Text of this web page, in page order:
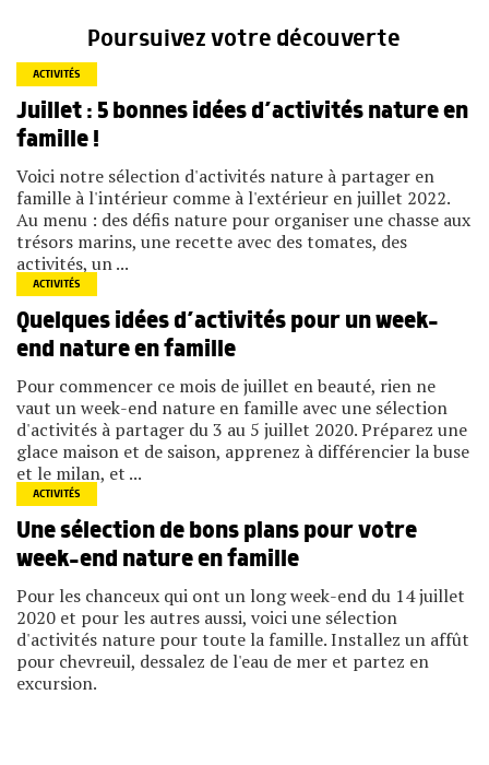
Poursuivez votre découverte
ACTIVITÉS
Juillet : 5 bonnes idées d’activités nature en
famille !
Voici notre sélection d'activités nature à partager en
famille à l'intérieur comme à l'extérieur en juillet 2022.
Au menu : des défis nature pour organiser une chasse aux
trésors marins, une recette avec des tomates, des
activités, un ...
ACTIVITÉS
Quelques idées d’activités pour un week-
end nature en famille
Pour commencer ce mois de juillet en beauté, rien ne
vaut un week-end nature en famille avec une sélection
d'activités à partager du 3 au 5 juillet 2020. Préparez une
glace maison et de saison, apprenez à différencier la buse
et le milan, et ...
ACTIVITÉS
Une sélection de bons plans pour votre
week-end nature en famille
Pour les chanceux qui ont un long week-end du 14 juillet
2020 et pour les autres aussi, voici une sélection
d'activités nature pour toute la famille. Installez un affût
pour chevreuil, dessalez de l'eau de mer et partez en
excursion.